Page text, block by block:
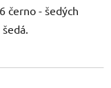
černo - šedých